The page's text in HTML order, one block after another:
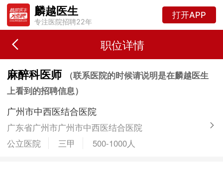
麟越医生
专注医院招聘22年
打开APP
职位详情
麻醉科医师
（联系医院的时候请说明是在麟越医生
上看到的招聘信息）
广州市中西医结合医院
广东省广州市广州市中西医结合医院
公立医院
三甲 500-1000人